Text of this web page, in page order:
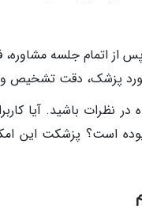
از اتمام جلسه
پزشک، دقت تشخیص و
در نظرات باشید. آیا
است؟ پزشکت این